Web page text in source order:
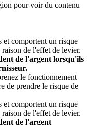
pour voir du contenu
et comportent un risque
de l'effet de levier.
de l'argent lorsqu'ils
le fonctionnement
de prendre le risque de
et comportent un risque
de l'effet de levier.
de l'argent